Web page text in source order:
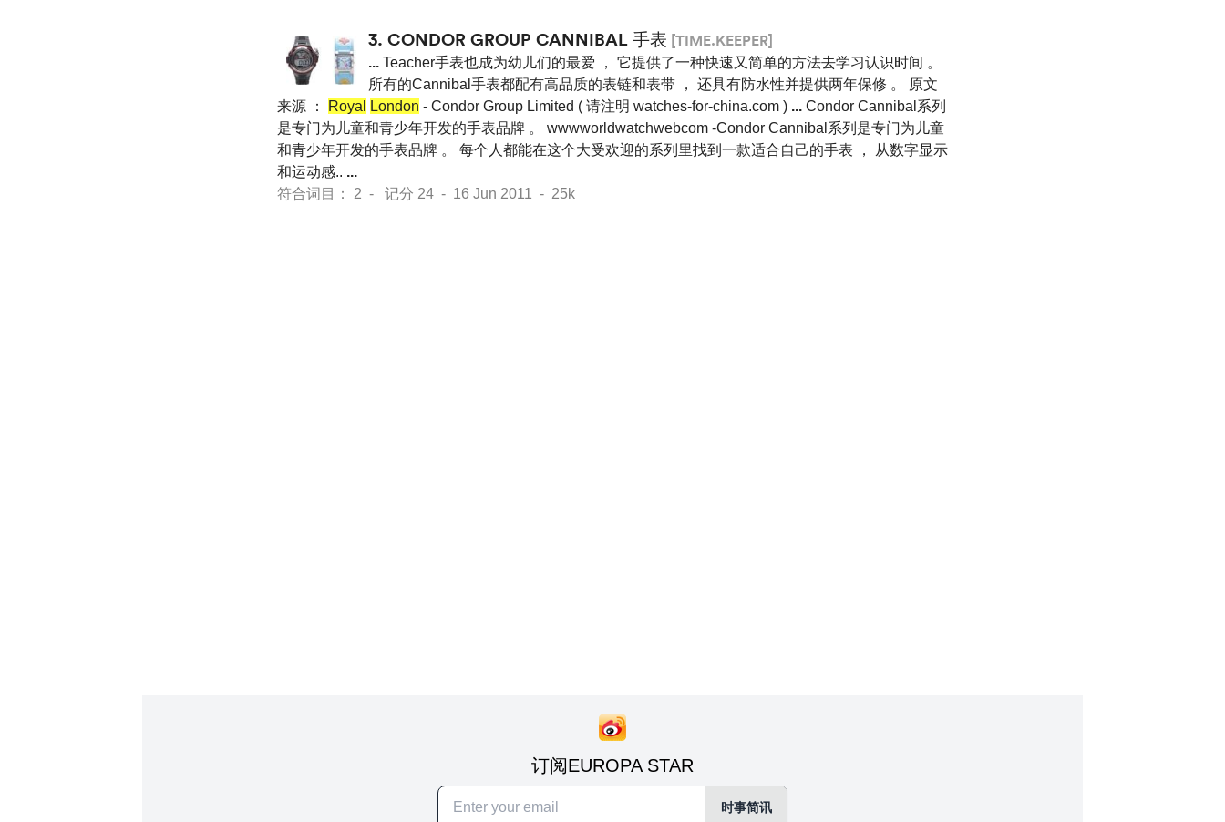
3. CONDOR GROUP CANNIBAL 手表 [TIME.KEEPER]
... Teacher手表也成为幼儿们的最爱 ， 它提供了一种快速又简单的方法去学习认识时间 。
所有的Cannibal手表都配有高品质的表链和表带 ， 还具有防水性并提供两年保修 。 原文
来源 ：
Royal London - Condor Group Limited ( 请注明 watches-for-china.com ) ... Condor Cannibal系列
是专门为儿童和青少年开发的手表品牌 。 wwwworldwatchwebcom -Condor Cannibal系列是专门为儿童
和青少年开发的手表品牌 。 每个人都能在这个大受欢迎的系列里找到一款适合自己的手表 ， 从数字显示
和运动感.. ...
符合词目： 2 - 记分 24 - 16 Jun 2011 - 25k
订阅EUROPA STAR
时事简讯